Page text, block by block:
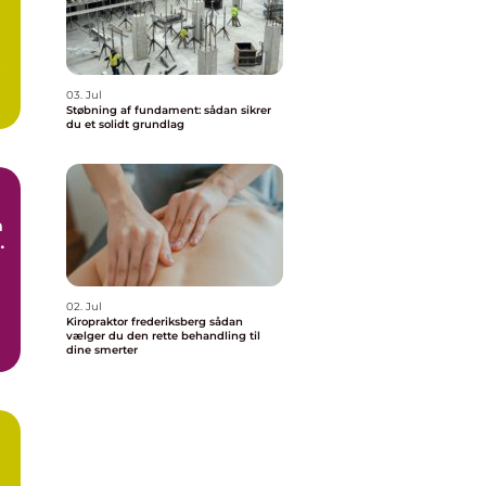
03. Jul
Støbning af fundament: sådan sikrer
du et solidt grundlag
02. Jul
Kiropraktor frederiksberg sådan
vælger du den rette behandling til
dine smerter